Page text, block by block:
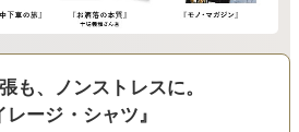
も、ノンストレスに。
レージ・シャツ』